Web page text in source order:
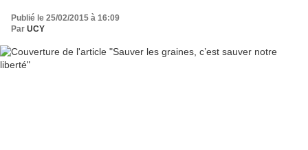
Publié le 25/02/2015 à 16:09
Par UCY